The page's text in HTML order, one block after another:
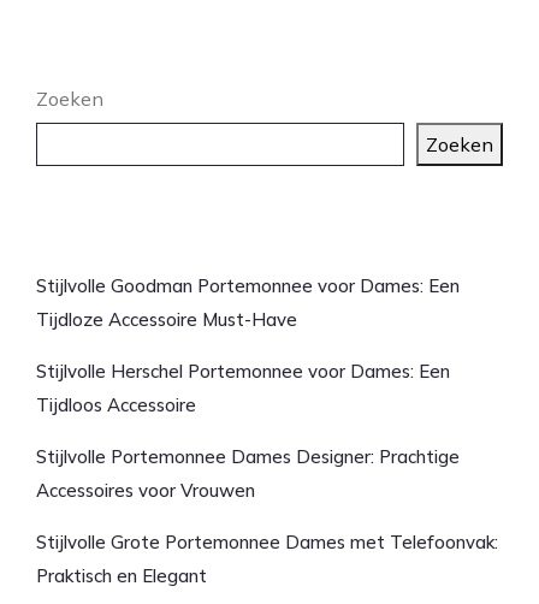
Zoeken
Zoeken
Stijlvolle Goodman Portemonnee voor Dames: Een
Tijdloze Accessoire Must-Have
Stijlvolle Herschel Portemonnee voor Dames: Een
Tijdloos Accessoire
Stijlvolle Portemonnee Dames Designer: Prachtige
Accessoires voor Vrouwen
Stijlvolle Grote Portemonnee Dames met Telefoonvak:
Praktisch en Elegant